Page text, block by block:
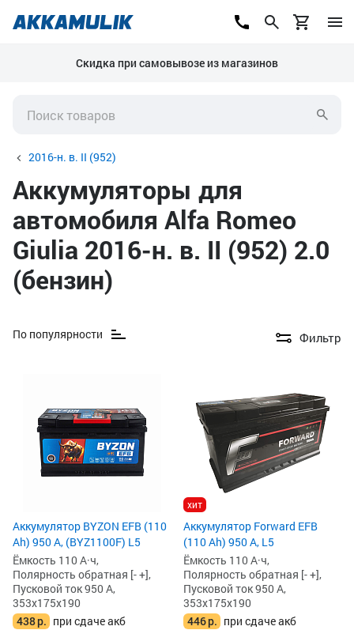
Скидка при самовывозе из магазинов
2016-н. в. II (952)
Аккумуляторы для
автомобиля Alfa Romeo
Giulia 2016-н. в. II (952) 2.0
(бензин)
По популярности Фильтр
Аккумулятор BYZON EFB (110
Ah) 950 А, (BYZ1100F) L5
Ёмкость 110 А·ч,
Полярность обратная [- +],
Пусковой ток 950 А,
353x175x190
438р. при сдаче акб
хит
Аккумулятор Forward EFB
(110 Ah) 950 А, L5
Ёмкость 110 А·ч,
Полярность обратная [- +],
Пусковой ток 950 А,
353x175x190
446р. при сдаче акб